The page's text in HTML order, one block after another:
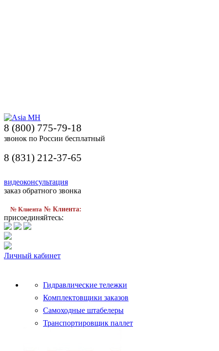
8 (800) 775-79-18
звонок по России бесплатный
8 (831) 212-37-65
видеоконсультация
заказ обратного звонка
№ Клиента № Клиента:
присоединяйтесь:
Личный кабинет
Гидравлические тележки
Комплектовщики заказов
Самоходные штабелеры
Транспортировщик паллет